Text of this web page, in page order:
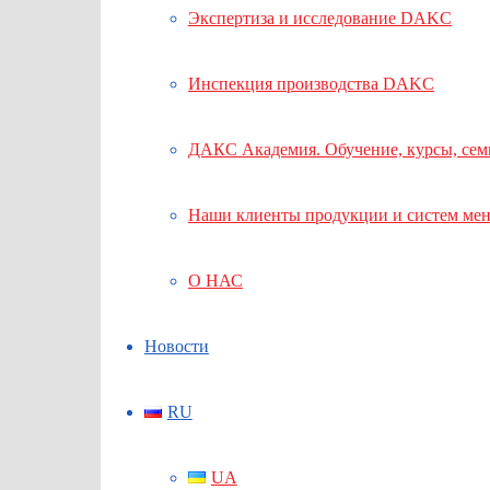
Экспертиза и исследование DAKC
Инспекция производства DAKC
ДАКС Академия. Обучение, курсы,
Наши клиенты продукции и систем
О НАС
Новости
RU
UA